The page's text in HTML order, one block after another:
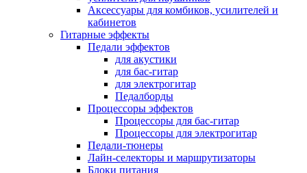
Аксессуары для комбиков, усилителей и
кабинетов
Гитарные эффекты
Педали эффектов
для акустики
для бас-гитар
для электрогитар
Педалборды
Процессоры эффектов
Процессоры для бас-гитар
Процессоры для электрогитар
Педали-тюнеры
Лайн-селекторы и маршрутизаторы
Блоки питания